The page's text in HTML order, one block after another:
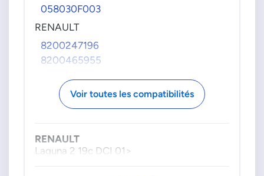
058030F003
RENAULT
8200247196
8200465955
Voir toutes les compatibilités
RENAULT
Laguna 2 19c DCI 01>